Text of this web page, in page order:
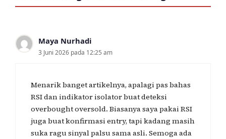
Maya Nurhadi
3 Juni 2026 pada 12:25 am
Menarik banget artikelnya, apalagi pas bahas
RSI dan indikator isolator buat deteksi
overbought oversold. Biasanya saya pakai RSI
juga buat konfirmasi entry, tapi kadang masih
suka ragu sinyal palsu sama asli. Semoga ada